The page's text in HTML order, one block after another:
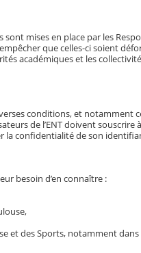
mises en place par les
que celles-ci soient
académiques et les
conditions, et notamment
de l’ENT doivent
confidentialité de son
besoin d’en connaître :
et des Sports, notamment